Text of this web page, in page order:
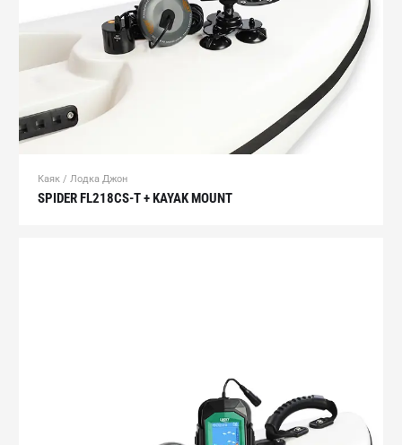
Каяк / Лодка Джон
SPIDER FL218CS-T + KAYAK MOUNT